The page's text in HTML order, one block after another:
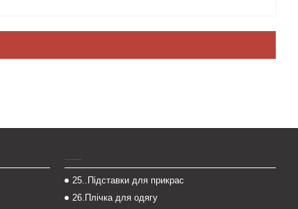
25..Підставки для прикрас
26.Плічка для одягу